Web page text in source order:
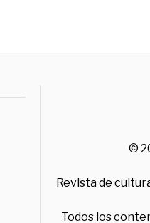
©
Revista de
Todos los